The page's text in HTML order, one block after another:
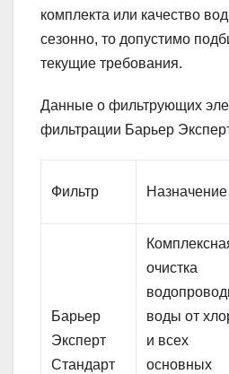
комплекта или качество
сезонно, то допустимо
текущие требования.
Данные о фильтрующих
фильтрации Барьер
Фильтр Назначение
Барьер
Эксперт
Стандарт
очистка
воды от
и всех
основных